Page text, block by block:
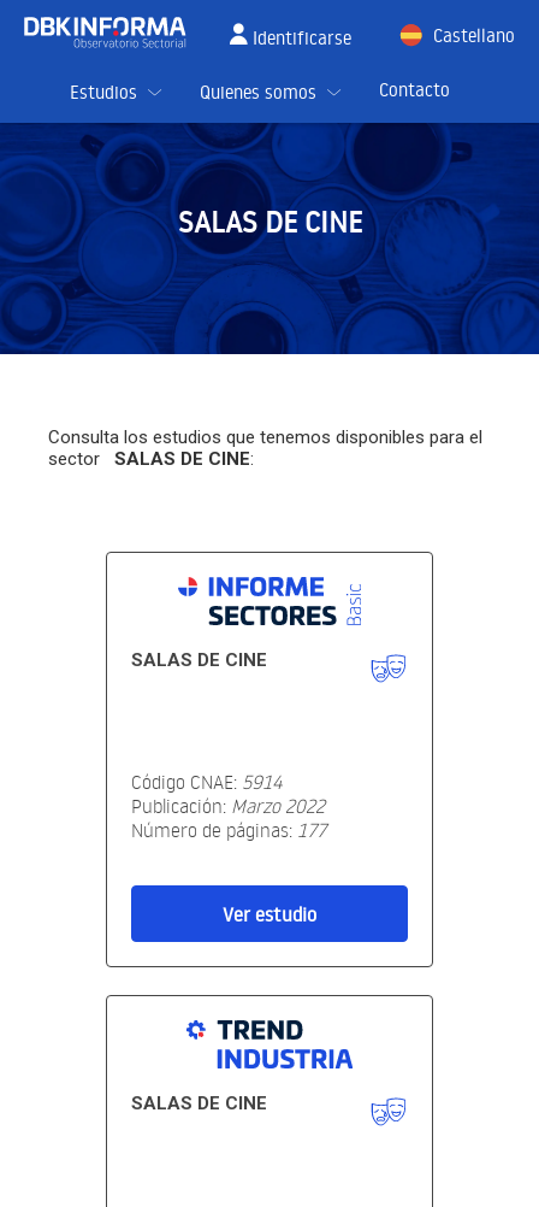
Identificarse
Castellano
Estudios
Quienes somos Contacto
SALAS DE CINE
Consulta los estudios que tenemos disponibles para el
sector SALAS DE CINE:
SALAS DE CINE
Código CNAE: 5914
Publicación: Marzo 2022
Número de páginas: 177
Ver estudio
SALAS DE CINE